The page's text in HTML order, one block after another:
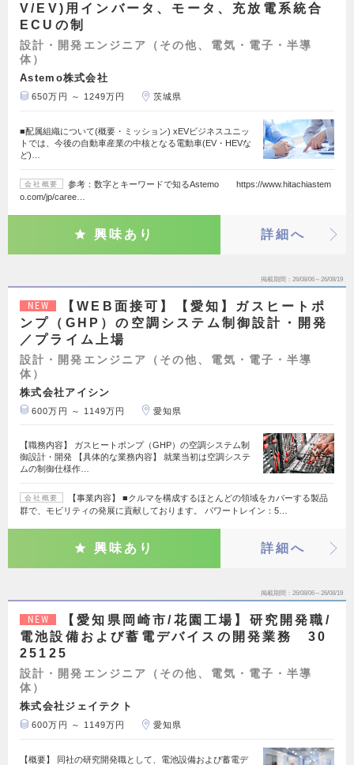
V/EV)用インバータ、モータ、充放電系統合
ECUの制
設計・開発エンジニア（その他、電気・電子・半導
体）
Astemo株式会社
650万円 ～ 1249万円 茨城県
■配属組織について(概要・ミッション) xEVビジネスユニッ
トでは、今後の自動車産業の中核となる電動車(EV・HEVな
ど)…
会社概要
参考：数字とキーワードで知るAstemo https://www.hitachiastem
o.com/jp/caree…
興味あり 詳細へ
掲載期間 26/08/06～26/08/19
NEW
【WEB面接可】【愛知】ガスヒートポ
ンプ（GHP）の空調システム制御設計・開発
／プライム上場
設計・開発エンジニア（その他、電気・電子・半導
体）
株式会社アイシン
600万円 ～ 1149万円 愛知県
【職務内容】 ガスヒートポンプ（GHP）の空調システム制
御設計・開発 【具体的な業務内容】 就業当初は空調システ
ムの制御仕様作…
会社概要
【事業内容】 ■クルマを構成するほとんどの領域をカバーする製品
群で、モビリティの発展に貢献しております。 パワートレイン：5…
興味あり 詳細へ
掲載期間 26/08/06～26/08/19
NEW
【愛知県岡崎市/花園工場】研究開発職/
電池設備および蓄電デバイスの開発業務 30
25125
設計・開発エンジニア（その他、電気・電子・半導
体）
株式会社ジェイテクト
600万円 ～ 1149万円 愛知県
【概要】 同社の研究開発職として、電池設備および蓄電デ